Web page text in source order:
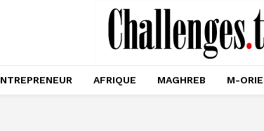
AFRIQUE MAGHREB M-